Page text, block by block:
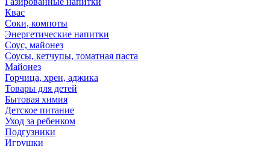
Квас
Соки, компоты
Энергетические напитки
Соус, майонез
Соусы, кетчупы, томатная паста
Майонез
Горчица, хрен, аджика
Товары для детей
Бытовая химия
Детское питание
Уход за ребенком
Подгузники
Игрушки